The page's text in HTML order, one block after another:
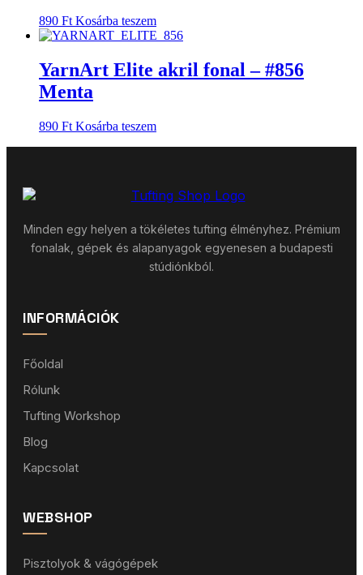
890 Ft Kosárba teszem
YarnArt Elite akril fonal – #856
Menta
890 Ft Kosárba teszem
Minden egy helyen a tökéletes tufting élményhez. Prémium
fonalak, gépek és alapanyagok egyenesen a budapesti
stúdiónkból.
INFORMÁCIÓK
Főoldal
Rólunk
Tufting Workshop
Blog
Kapcsolat
WEBSHOP
Pisztolyok & vágógépek